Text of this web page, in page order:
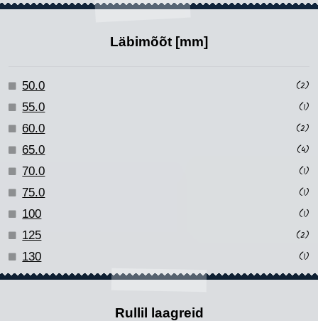
Läbimõõt [mm]
50.0
(2)
55.0
(1)
60.0
(2)
65.0
(4)
70.0
(1)
75.0
(1)
100
(1)
125
(2)
130
(1)
Rullil laagreid